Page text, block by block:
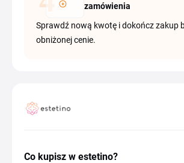
zamówienia
Sprawdź nową kwotę i dokończ zakup
obniżonej cenie.
Co kupisz w estetino?